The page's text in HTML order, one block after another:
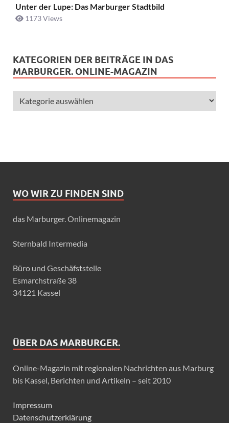
Unter der Lupe: Das Marburger Stadtbild
1173 Views
KATEGORIEN DER BEITRÄGE IN DAS
MARBURGER. ONLINE-MAGAZIN
WO WIR ZU FINDEN SIND
das Marburger. Onlinemagazin
Sternbald Intermedia
Büro und Geschäfststelle
Esmarchstraße 38
34121 Kassel
ÜBER DAS MARBURGER.
Online-Magazin mit regionalen Nachrichten aus Marburg
bis Kassel, Berichten und Artikeln – seit 2010
Impressum
Datenschutzerklärung